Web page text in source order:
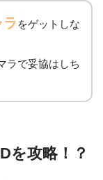
をゲットしな
ラで妥協はしち
を攻略！？